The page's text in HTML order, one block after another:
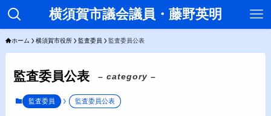
横須賀市議会議員・藤野英明
ホーム 横須賀市役所 監査委員 監査委員公表
監査委員公表 – category –
監査委員 監査委員公表